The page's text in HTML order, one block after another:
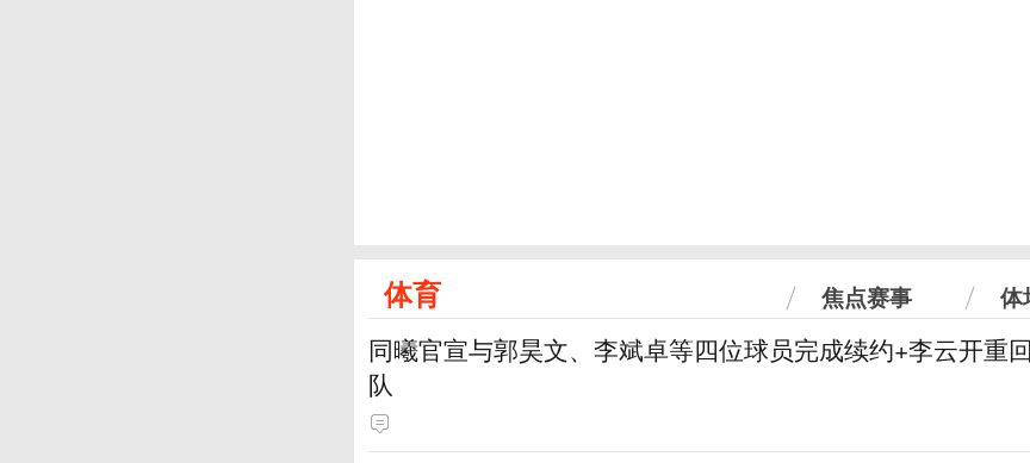
体育 焦点赛事 体
同曦官宣与郭昊文、李斌卓等四位球员完成续约+李云开重
队